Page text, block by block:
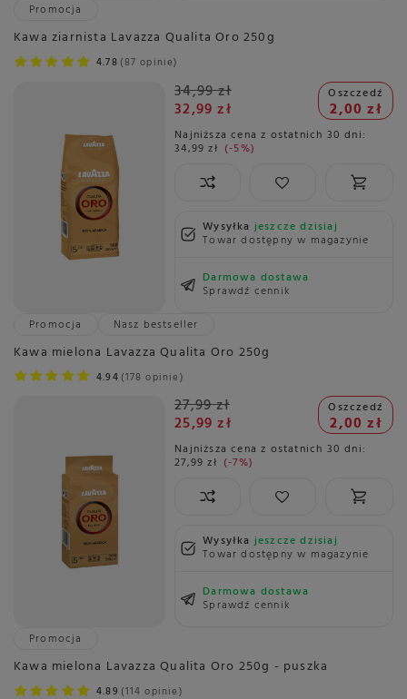
Promocja
Kawa ziarnista Lavazza Qualita Oro 250g
4.78 87 opinie
34,99 zł
32,99 zł
Oszczedź
2,00 zł
Najniższa cena z ostatnich 30 dni:
34,99 zł -5%
Wysyłkajeszcze dzisiaj
Towar dostępny w magazynie
Darmowa dostawa
Sprawdź cennik
Promocja
Nasz bestseller
Kawa mielona Lavazza Qualita Oro 250g
4.94 178 opinie
27,99 zł
25,99 zł
Oszczedź
2,00 zł
Najniższa cena z ostatnich 30 dni:
27,99 zł -7%
Wysyłkajeszcze dzisiaj
Towar dostępny w magazynie
Darmowa dostawa
Sprawdź cennik
Promocja
Kawa mielona Lavazza Qualita Oro 250g - puszka
4.89 114 opinie